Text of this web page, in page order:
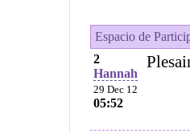
Espacio de
2
Hannah
29 Dec 12
05:52